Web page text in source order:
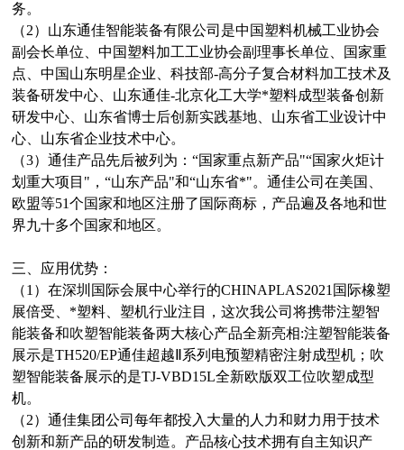
务。
（2）山东通佳智能装备有限公司是中国塑料机械工业协会
副会长单位、中国塑料加工工业协会副理事长单位、国家重
点、中国山东明星企业、科技部-高分子复合材料加工技术及
装备研发中心、山东通佳-北京化工大学*塑料成型装备创新
研发中心、山东省博士后创新实践基地、山东省工业设计中
心、山东省企业技术中心。
（3）通佳产品先后被列为：“国家重点新产品"“国家火炬计
划重大项目"，“山东产品"和“山东省*"。通佳公司在美国、
欧盟等51个国家和地区注册了国际商标，产品遍及各地和世
界九十多个国家和地区。
三、应用优势：
（1）在深圳国际会展中心举行的CHINAPLAS2021国际橡塑
展倍受、*塑料、塑机行业注目，这次我公司将携带注塑智
能装备和吹塑智能装备两大核心产品全新亮相:注塑智能装备
展示是TH520/EP通佳超越Ⅱ系列电预塑精密注射成型机；吹
塑智能装备展示的是TJ-VBD15L全新欧版双工位吹塑成型
机。
（2）通佳集团公司每年都投入大量的人力和财力用于技术
创新和新产品的研发制造。产品核心技术拥有自主知识产